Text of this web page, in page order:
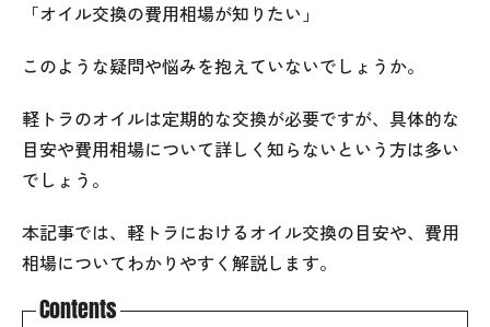
「オイル交換の費用相場が知りたい」
このような疑問や悩みを抱えていないでしょうか。
軽トラのオイルは定期的な交換が必要ですが、具体的な
目安や費用相場について詳しく知らないという方は多い
でしょう。
本記事では、軽トラにおけるオイル交換の目安や、費用
相場についてわかりやすく解説します。
Contents